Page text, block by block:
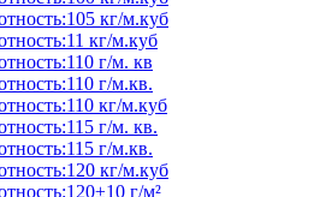
кг/м.куб
кг/м.куб
г/м. кв
г/м.кв.
кг/м.куб
г/м. кв.
г/м.кв.
кг/м.куб
г/м²